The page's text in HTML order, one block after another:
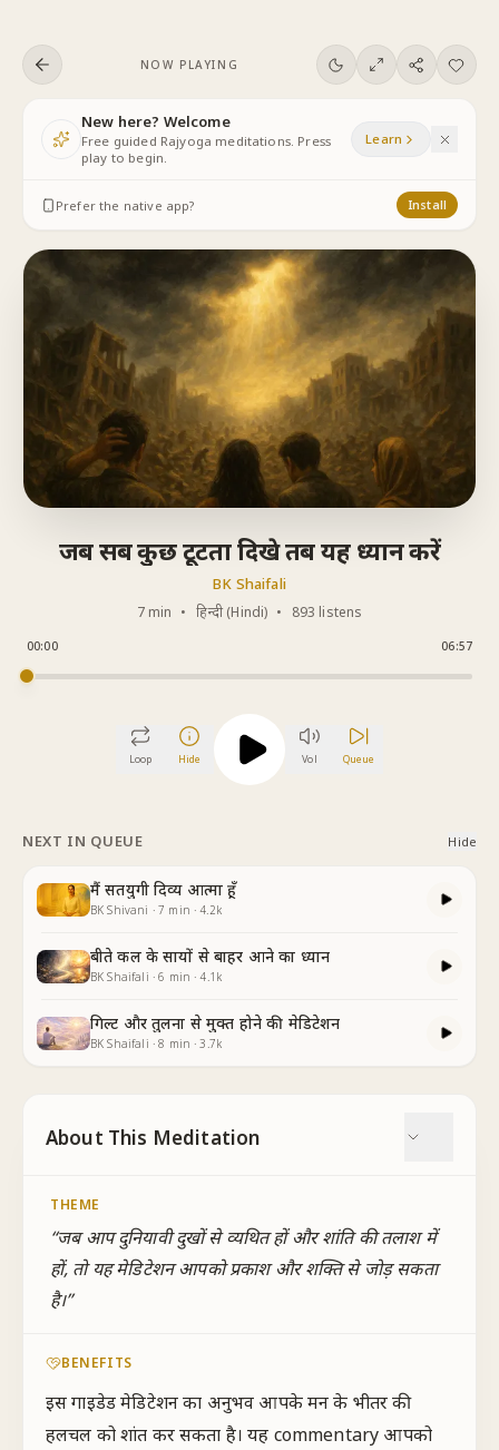
NOW PLAYING
New here? Welcome
Free guided Rajyoga meditations. Press
play to begin.
Learn
Prefer the native app? Install
जब सब कुछ टूटता दिखे तब यह ध्यान करें
BK Shaifali
7 min • हिन्दी (Hindi) • 893 listens
00:00 06:57
Loop Hide Vol Queue
NEXT IN QUEUE Hide
मैं सतयुगी दिव्य आत्मा हूँ
BK Shivani ·7 min ·4.2k
बीते कल के सायों से बाहर आने का ध्यान
BK Shaifali ·6 min ·4.1k
गिल्ट और तुलना से मुक्त होने की मेडिटेशन
BK Shaifali ·8 min ·3.7k
About This Meditation
THEME
“जब आप दुनियावी दुखों से व्यथित हों और शांति की तलाश में
हों, तो यह मेडिटेशन आपको प्रकाश और शक्ति से जोड़ सकता
है।”
BENEFITS
इस गाइडेड मेडिटेशन का अनुभव आपके मन के भीतर की
हलचल को शांत कर सकता है। यह commentary आपको